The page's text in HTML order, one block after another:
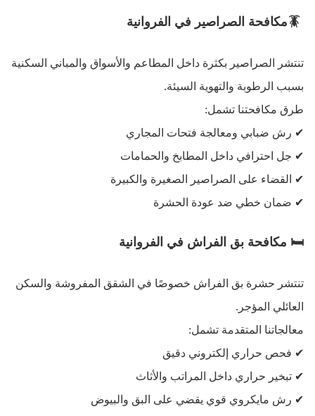
🪳مكافحة الصراصير في الفروانية
تنتشر الصراصير بكثرة داخل المطاعم والأسواق والمباني السكنية
بسبب الرطوبة والتهوية السيئة.
طرق مكافحتنا تشمل:
✔ رش ضبابي ومعالجة فتحات المجاري
✔ جل احترافي داخل المطابخ والحمامات
✔
القضاء على الصراصير الصغيرة والكبيرة
✔ ضمان خطي ضد عودة الحشرة
🛏 مكافحة بق الفراش في الفروانية
تنتشر حشرة بق الفراش خصوصًا في الشقق المفروشة والسكن
العائلي المؤجر .
معالجاتنا المتقدمة تشمل:
✔ فحص حراري إلكتروني دقيق
✔ تبخير حراري داخل المراتب والأثاث
✔ رش مايكروي قوي يقضي على البق والبيوض